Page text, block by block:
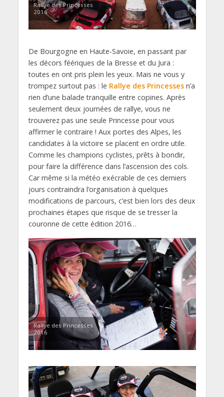
Rallye des Princesses
2016
De Bourgogne en Haute-Savoie, en passant par
les décors féériques de la Bresse et du Jura :
toutes en ont pris plein les yeux. Mais ne vous y
trompez surtout pas : le Rallye des Princessesn’a
rien d’une balade tranquille entre copines. Après
seulement deux journées de rallye, vous ne
trouverez pas une seule Princesse pour vous
affirmer le contraire ! Aux portes des Alpes, les
candidates à la victoire se placent en ordre utile.
Comme les champions cyclistes, prêts à bondir,
pour faire la différence dans l’ascension des cols.
Car même si la météo exécrable de ces derniers
jours contraindra l’organisation à quelques
modifications de parcours, c’est bien lors des deux
prochaines étapes que risque de se tresser la
couronne de cette édition 2016…
Rallye des Princesses
2016